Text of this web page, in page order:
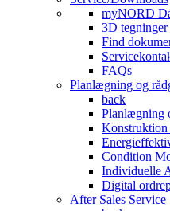
myNORD
3D tegninger
Find
FAQs
Planlægning og
back
Planlægning
Konstruktion
Condition
Individuelle
Digital
After Sales Service